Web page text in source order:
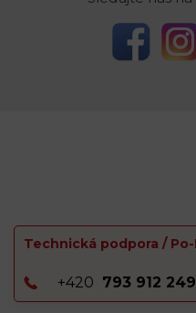
Technická podpora /
+420 793 912 249